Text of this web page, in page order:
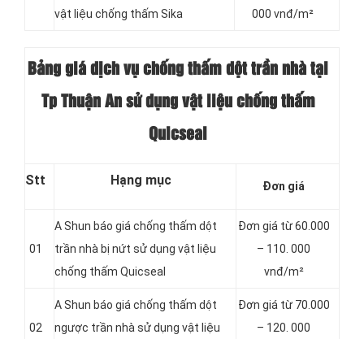
vật liệu chống thấm Sika
000 vnđ/m²
Bảng giá dịch vụ chống thấm dột trần nhà tại
Tp Thuận An sử dụng vật liệu chống thấm
Quicseal
Stt Hạng mục Đơn giá
01
A Shun báo giá chống thấm dột
trần nhà bị nứt sử dụng vật liệu
chống thấm Quicseal
Đơn giá từ 60.000
– 110. 000
vnđ/m²
02
A Shun báo giá chống thấm dột
ngược trần nhà sử dụng vật liệu
Đơn giá từ 70.000
– 120. 000